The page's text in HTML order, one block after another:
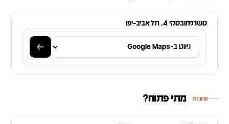
טשרניחובסקי 4, תל אביב-יפו
שעות מתי פתוח?